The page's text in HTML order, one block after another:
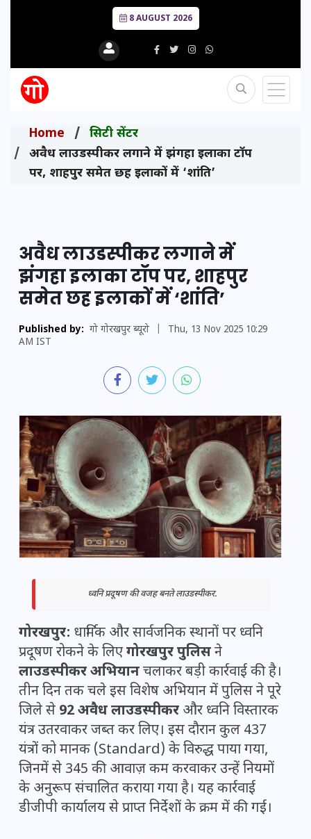
8 AUGUST 2026
Home
सिटी सेंटर
अवैध लाउडस्पीकर लगाने में झंगहा इलाका टॉप
पर, शाहपुर समेत छह इलाकों में ‘शांति’
अवैध लाउडस्पीकर लगाने में
झंगहा इलाका टॉप पर, शाहपुर
समेत छह इलाकों में ‘शांति’
Published by: गो गोरखपुर ब्यूरो
Thu, 13 Nov 2025 10:29
AM IST
ध्वनि प्रदूषण की वजह बनते लाउडस्पीकर.
गोरखपुर: धार्मिक और सार्वजनिक स्थानों पर ध्वनि
प्रदूषण रोकने के लिएगोरखपुर पुलिसने
लाउडस्पीकर अभियानचलाकर बड़ी कार्रवाई की है।
तीन दिन तक चले इस विशेष अभियान में पुलिस ने पूरे
जिले से 92 अवैध लाउडस्पीकर और ध्वनि विस्तारक
यंत्र उतरवाकर जब्त कर लिए। इस दौरान कुल 437
यंत्रों को मानक (Standard) के विरुद्ध पाया गया,
जिनमें से 345 की आवाज़ कम करवाकर उन्हें नियमों
के अनुरूप संचालित कराया गया है। यह कार्रवाई
डीजीपी कार्यालय से प्राप्त निर्देशों के क्रम में की गई।